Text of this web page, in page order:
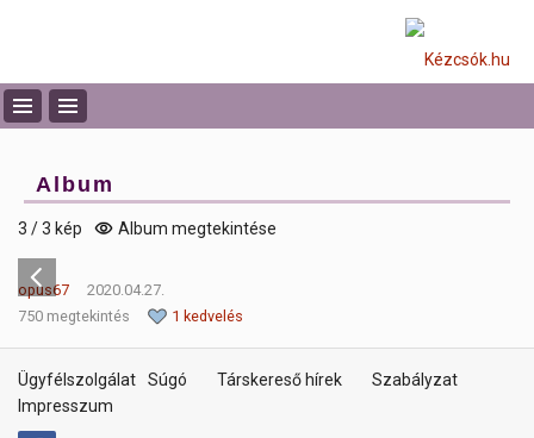
Album
3 / 3 kép Album megtekintése
opus67
2020.04.27.
750 megtekintés
1 kedvelés
Ügyfélszolgálat Súgó Társkereső hírek
Szabályzat
Impresszum